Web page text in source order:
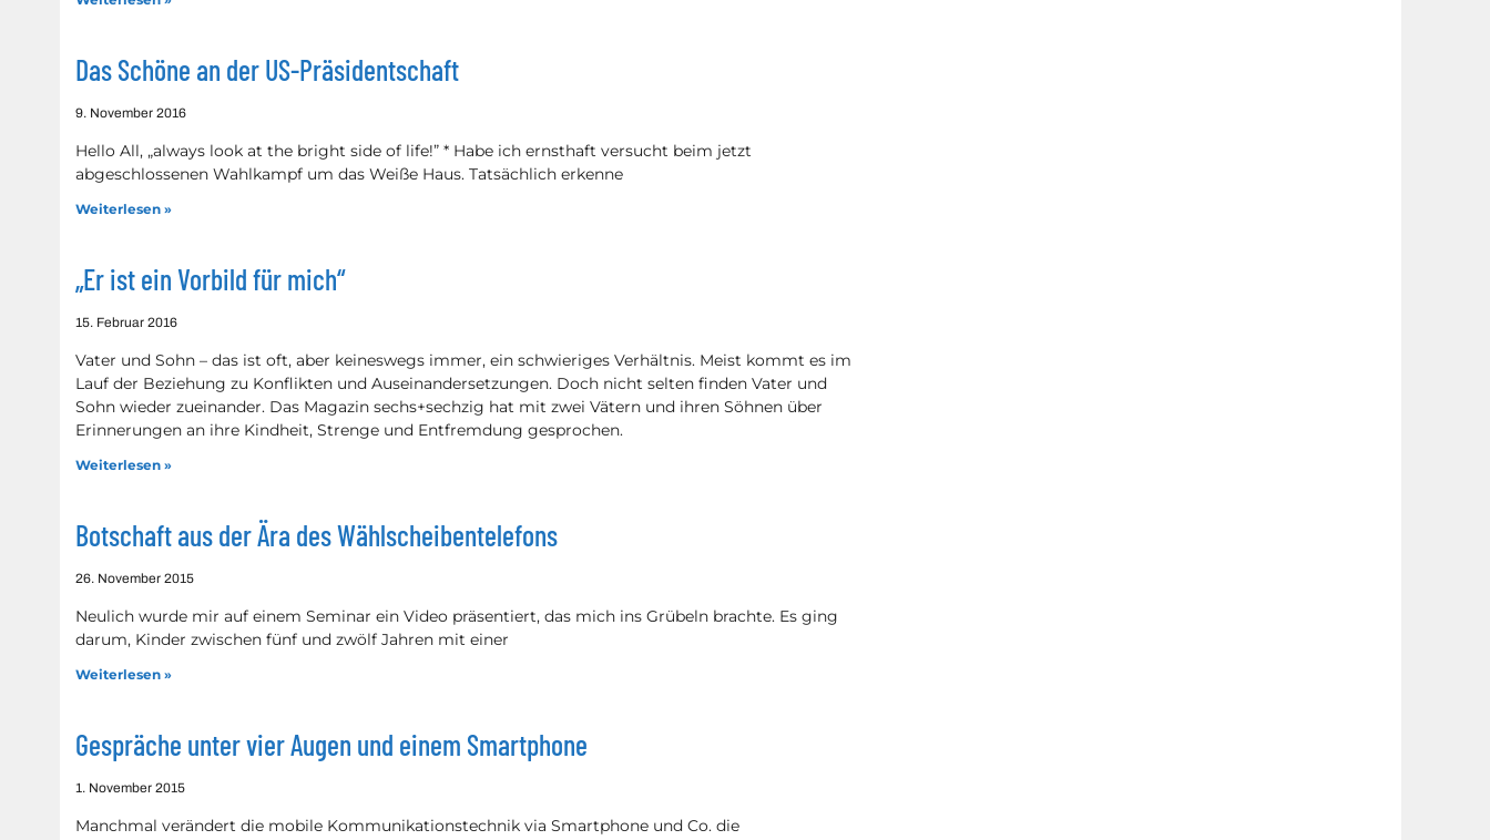
Das Schöne an der US-Präsidentschaft
9. November 2016
Hello All, „always look at the bright side of life!” * Habe ich ernsthaft versucht beim jetzt
abgeschlossenen Wahlkampf um das Weiße Haus. Tatsächlich erkenne
Weiterlesen »
„Er ist ein Vorbild für mich“
15. Februar 2016
Vater und Sohn – das ist oft, aber keineswegs immer, ein schwieriges Verhältnis. Meist kommt es im
Lauf der Beziehung zu Konflikten und Auseinandersetzungen. Doch nicht selten finden Vater und
Sohn wieder zueinander. Das Magazin sechs+sechzig hat mit zwei Vätern und ihren Söhnen über
Erinnerungen an ihre Kindheit, Strenge und Entfremdung gesprochen.
Weiterlesen »
Botschaft aus der Ära des Wählscheibentelefons
26. November 2015
Neulich wurde mir auf einem Seminar ein Video präsentiert, das mich ins Grübeln brachte. Es ging
darum, Kinder zwischen fünf und zwölf Jahren mit einer
Weiterlesen »
Gespräche unter vier Augen und einem Smartphone
1. November 2015
Manchmal verändert die mobile Kommunikationstechnik via Smartphone und Co. die